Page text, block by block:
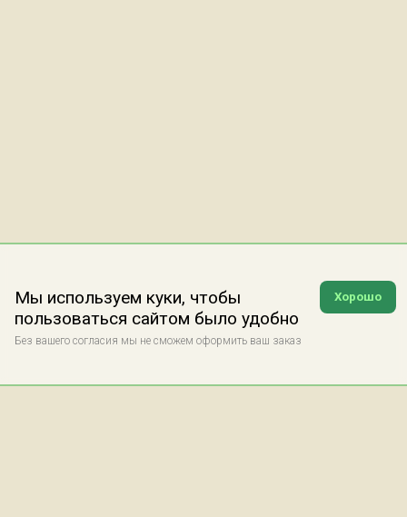
Хорошо
Мы используем куки, чтобы
пользоваться сайтом было удобно
Без вашего согласия мы не сможем оформить ваш заказ